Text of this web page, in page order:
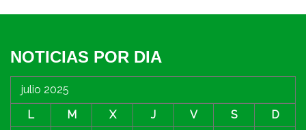
NOTICIAS POR DIA
julio 2025
L
M X J V S
D